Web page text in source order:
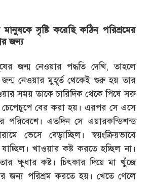
সৃষ্টি করেছি কঠিন পরিশ্রমের
জন্য
জন্ম নেওয়ার পদ্ধতি দেখি, তাহলে
নেওয়ার মুহূর্ত থেকেই শুরু হয় তার
সময় তাকে চারিদিক থেকে পিষে সরু
চেপেচুপে বের করা হয়। এরপর সে এসে
এতদিন সে এয়ারকন্ডিশন্ড
ভেসে বেড়াচ্ছিল। স্বয়ংক্রিয়ভাবে
খাওয়ার কষ্ট করতে হচ্ছিল না।
ক্ষুধার কষ্ট। চিৎকার দিয়ে মা খুঁজে
জন্য পরিশ্রম করতে হয়। খেতে গেলে